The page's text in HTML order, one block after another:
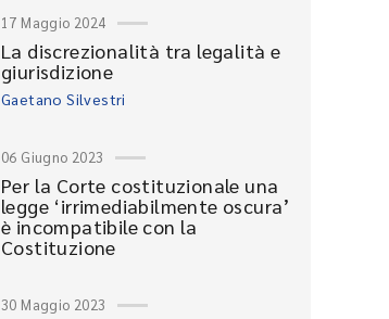
17 Maggio 2024
La discrezionalità tra legalità e
giurisdizione
Gaetano Silvestri
06 Giugno 2023
Per la Corte costituzionale una
legge ‘irrimediabilmente oscura’
è incompatibile con la
Costituzione
30 Maggio 2023